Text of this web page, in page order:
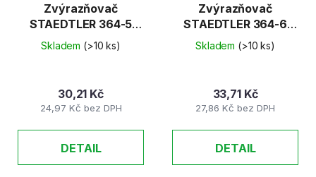
Zvýrazňovač
STAEDTLER 364-5
zelený
Skladem (>10 ks)
24,97 Kč bez DPH
30,21 Kč
DETAIL
Zvýrazňovač
STAEDTLER 364-6
fialový
Skladem (>10 ks)
27,86 Kč bez DPH
33,71 Kč
DETAIL